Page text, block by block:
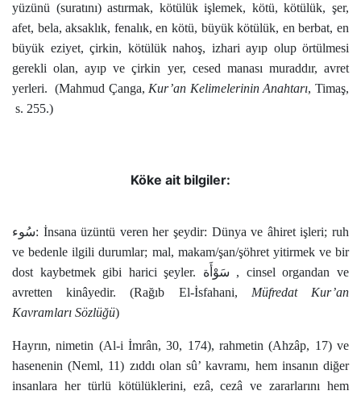
Kökler
Üyelik
yüzünü (suratını) astırmak, kötülük işlemek, kötü, kötülük, şer,
afet, bela, aksaklık, fenalık, en kötü, büyük kötülük, en berbat, en
büyük eziyet, çirkin, kötülük nahoş, izhari ayıp olup örtülmesi
gerekli olan, ayıp ve çirkin yer, cesed manası muraddır, avret
yerleri. (Mahmud Çanga, Kur’an Kelimelerinin Anahtarı, Timaş,
s. 255.)
Köke ait bilgiler:
سُوء: İnsana üzüntü veren her şeydir: Dünya ve âhiret işleri; ruh
ve bedenle ilgili durumlar; mal, makam/şan/şöhret yitirmek ve bir
dost kaybetmek gibi harici şeyler. سَوْأَة , cinsel organdan ve
avretten kinâyedir. (Rağıb El-İsfahani, Müfredat Kur’an
Kavramları Sözlüğü)
Hayrın, nimetin (Al-i İmrân, 30, 174), rahmetin (Ahzâp, 17) ve
hasenenin (Neml, 11) zıddı olan sû’ kavramı, hem insanın diğer
insanlara her türlü kötülüklerini, ezâ, cezâ ve zararlarını hem